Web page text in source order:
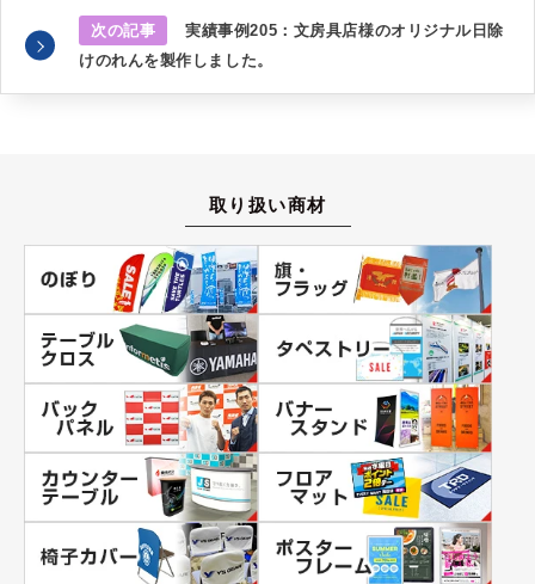
次の記事
実績事例205：文房具店様のオリジナル日除
けのれんを製作しました。
取り扱い商材